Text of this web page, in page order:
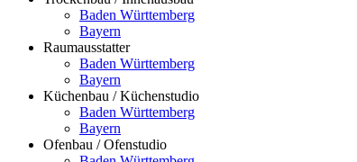
Baden Württemberg
Bayern
Raumausstatter
Baden Württemberg
Bayern
Küchenbau / Küchenstudio
Baden Württemberg
Bayern
Ofenbau / Ofenstudio